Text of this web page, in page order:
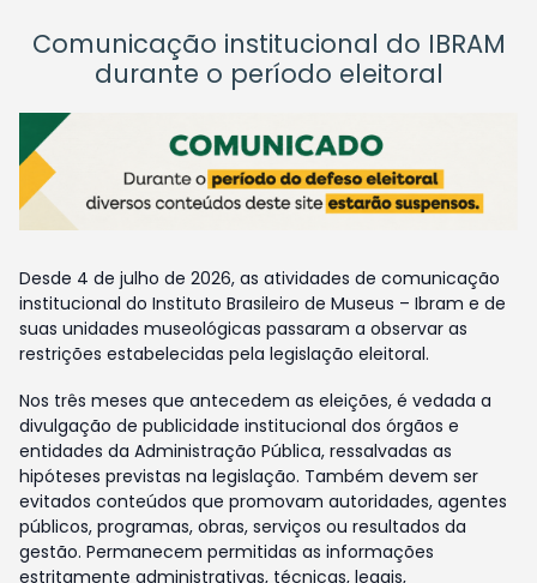
Comunicação institucional do IBRAM
durante o período eleitoral
Desde 4 de julho de 2026, as atividades de comunicação
institucional do Instituto Brasileiro de Museus – Ibram e de
suas unidades museológicas passaram a observar as
restrições estabelecidas pela legislação eleitoral.
Nos três meses que antecedem as eleições, é vedada a
divulgação de publicidade institucional dos órgãos e
entidades da Administração Pública, ressalvadas as
hipóteses previstas na legislação. Também devem ser
evitados conteúdos que promovam autoridades, agentes
públicos, programas, obras, serviços ou resultados da
gestão. Permanecem permitidas as informações
estritamente administrativas, técnicas, legais,